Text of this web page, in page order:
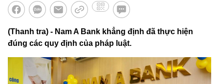
(Thanh tra) - Nam A Bank khẳng định đã thực hiện
đúng các quy định của pháp luật.